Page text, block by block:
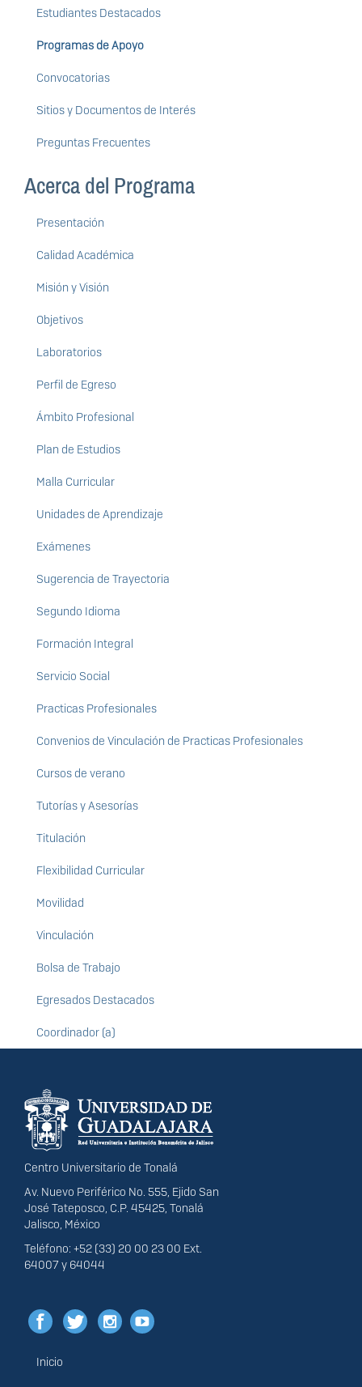
Estudiantes Destacados
Programas de Apoyo
Convocatorias
Sitios y Documentos de Interés
Preguntas Frecuentes
Acerca del Programa
Presentación
Calidad Académica
Misión y Visión
Objetivos
Laboratorios
Perfil de Egreso
Ámbito Profesional
Plan de Estudios
Malla Curricular
Unidades de Aprendizaje
Exámenes
Sugerencia de Trayectoria
Segundo Idioma
Formación Integral
Servicio Social
Practicas Profesionales
Convenios de Vinculación de Practicas Profesionales
Cursos de verano
Tutorías y Asesorías
Titulación
Flexibilidad Curricular
Movilidad
Vinculación
Bolsa de Trabajo
Egresados Destacados
Coordinador (a)
Información del
portal
Centro Universitario de Tonalá
Av. Nuevo Periférico No. 555, Ejido San
José Tateposco, C.P. 45425, Tonalá
Jalisco, México
Teléfono: +52 (33) 20 00 23 00 Ext.
64007 y 64044
Menú
Inicio